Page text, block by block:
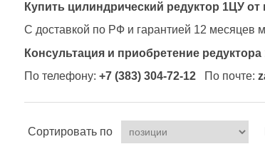
Купить цилиндрический редуктор 1ЦУ от
С доставкой по РФ и гарантией 12 месяцев
Консультация и приобретение
По телефону: +7 (383) 304-72-12 По почте:
Сортировать по